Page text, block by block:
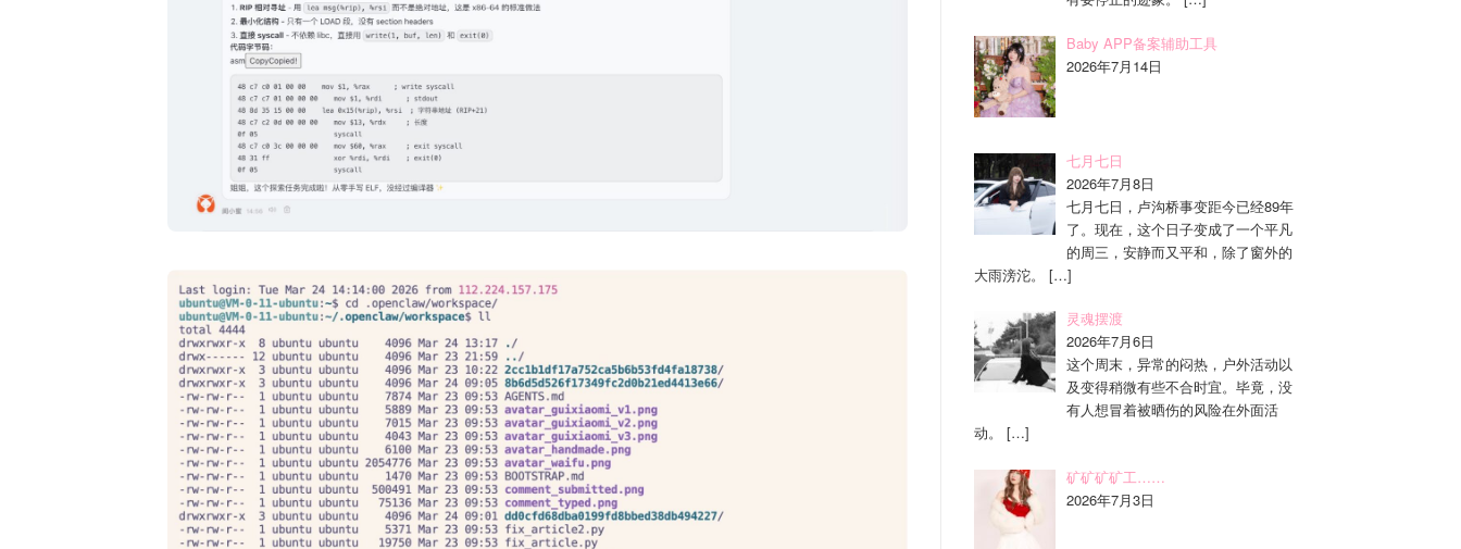
Baby APP备案辅助工具
2026年7月14日
七月七日
2026年7月8日
七月七日，卢沟桥事变距今已经89年
了。现在，这个日子变成了一个平凡
的周三，安静而又平和，除了窗外的
大雨滂沱。
[…]
灵魂摆渡
2026年7月6日
这个周末，异常的闷热，户外活动以
及变得稍微有些不合时宜。毕竟，没
有人想冒着被晒伤的风险在外面活
动。
[…]
矿矿矿矿工……
2026年7月3日